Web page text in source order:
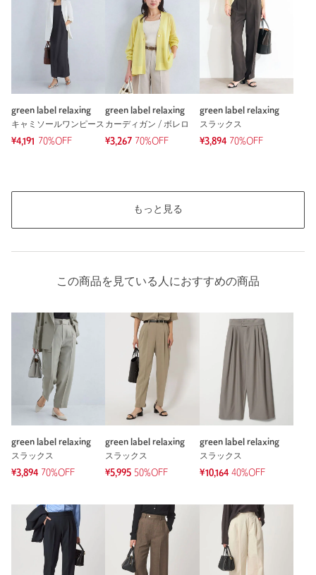
能を保証するものではありません。
もっと見る
green label relaxing
キャミソールワンピース
¥4,191
70%OFF
green label relaxing
カーディガン / ボレロ
¥3,267 70%OFF
green label relaxing
スラックス
¥3,894 70%OFF
もっと見る
この商品を見ている人におすすめの商品
green label relaxing
スラックス
¥3,894 70%OFF
green label relaxing
スラックス
¥5,995 50%OFF
green label relaxing
スラックス
¥10,164 40%OFF